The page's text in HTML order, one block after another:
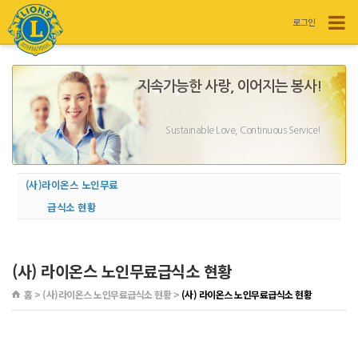
로그인
지속가능한 사랑, 이어지는 봉사!
Sustainable Love, Continuous Service!
(사)라이온스 노인무료
급식소 현황
(사) 라이온스 노인무료급식소 현황
홈 > (사)라이온스 노인무료급식소 현황 > (사) 라이온스 노인무료급식소 현황